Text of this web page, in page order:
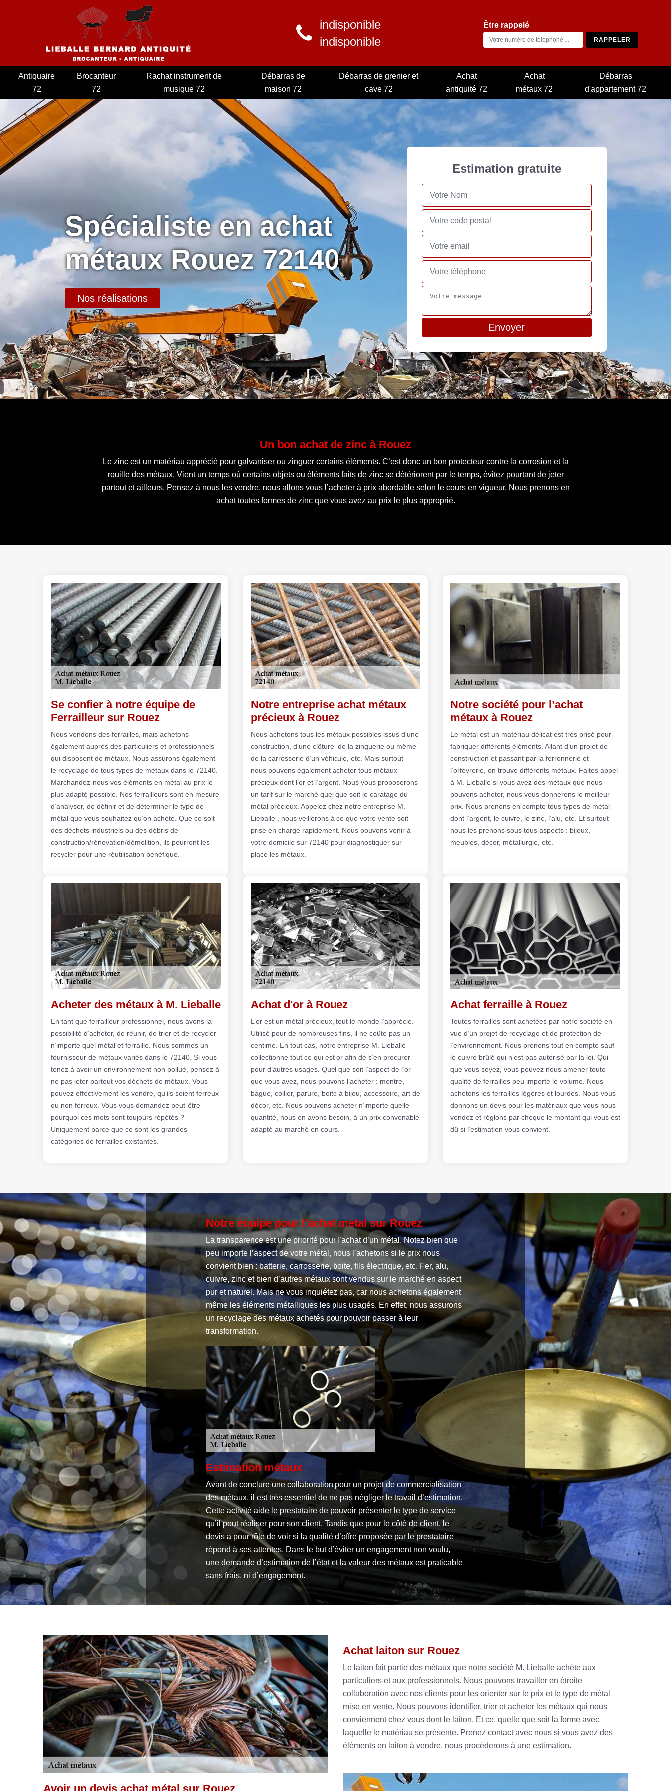
indisponible
indisponible
Être rappelé
Antiquaire
72
Brocanteur
72
Rachat instrument de
musique 72
Débarras de
maison 72
Débarras de grenier et
cave 72
Achat
antiquité 72
Achat
métaux 72
Débarras
d'appartement 72
Spécialiste en achat
métaux Rouez 72140
Nos réalisations
Estimation gratuite
Un bon achat de zinc à Rouez
Le zinc est un matériau apprécié pour galvaniser ou zinguer certains éléments. C’est donc un bon protecteur contre la corrosion et la
rouille des métaux. Vient un temps où certains objets ou éléments faits de zinc se détériorent par le temps, évitez pourtant de jeter
partout et ailleurs. Pensez à nous les vendre, nous allons vous l’acheter à prix abordable selon le cours en vigueur. Nous prenons en
achat toutes formes de zinc que vous avez au prix le plus approprié.
Se confier à notre équipe de
Ferrailleur sur Rouez
Nous vendons des ferrailles, mais achetons
également auprès des particuliers et professionnels
qui disposent de métaux. Nous assurons également
le recyclage de tous types de métaux dans le 72140.
Marchandez-nous vos éléments en métal au prix le
plus adapté possible. Nos ferrailleurs sont en mesure
d’analyser, de définir et de déterminer le type de
métal que vous souhaitez qu’on achète. Que ce soit
des déchets industriels ou des débris de
construction/rénovation/démolition, ils pourront les
recycler pour une réutilisation bénéfique.
Notre entreprise achat métaux
précieux à Rouez
Nous achetons tous les métaux possibles issus d’une
construction, d’une clôture, de la zinguerie ou même
de la carrosserie d’un véhicule, etc. Mais surtout
nous pouvons également acheter tous métaux
précieux dont l’or et l’argent. Nous vous proposerons
un tarif sur le marché quel que soit le caratage du
métal précieux. Appelez chez notre entreprise M.
Lieballe , nous veillerons à ce que votre vente soit
prise en charge rapidement. Nous pouvons venir à
votre domicile sur 72140 pour diagnostiquer sur
place les métaux.
Notre société pour l’achat
métaux à Rouez
Le métal est un matériau délicat est très prisé pour
fabriquer différents éléments. Allant d’un projet de
construction et passant par la ferronnerie et
l’orfèvrerie, on trouve différents métaux. Faites appel
à M. Lieballe si vous avez des métaux que nous
pouvons acheter, nous vous donnerons le meilleur
prix. Nous prenons en compte tous types de métal
dont l’argent, le cuivre, le zinc, l’alu, etc. Et surtout
nous les prenons sous tous aspects : bijoux,
meubles, décor, métallurgie, etc.
Acheter des métaux à M. Lieballe
En tant que ferrailleur professionnel, nous avons la
possibilité d’acheter, de réunir, de trier et de recycler
n’importe quel métal et ferraille. Nous sommes un
fournisseur de métaux variés dans le 72140. Si vous
tenez à avoir un environnement non pollué, pensez à
ne pas jeter partout vos déchets de métaux. Vous
pouvez effectivement les vendre, qu’ils soient ferreux
ou non ferreux. Vous vous demandez peut-être
pourquoi ces mots sont toujours répétés ?
Uniquement parce que ce sont les grandes
catégories de ferrailles existantes.
Achat d'or à Rouez
L’or est un métal précieux, tout le monde l’apprécie.
Utilisé pour de nombreuses fins, il ne coûte pas un
centime. En tout cas, notre entreprise M. Lieballe
collectionne tout ce qui est or afin de s’en procurer
pour d’autres usages. Quel que soit l’aspect de l’or
que vous avez, nous pouvons l’acheter : montre,
bague, collier, parure, boite à bijou, accessoire, art de
décor, etc. Nous pouvons acheter n’importe quelle
quantité, nous en avons besoin, à un prix convenable
adapté au marché en cours.
Achat ferraille à Rouez
Toutes ferrailles sont achetées par notre société en
vue d’un projet de recyclage et de protection de
l’environnement. Nous prenons tout en compte sauf
le cuivre brûlé qui n’est pas autorisé par la loi. Qui
que vous soyez, vous pouvez nous amener toute
qualité de ferrailles peu importe le volume. Nous
achetons les ferrailles légères et lourdes. Nous vous
donnons un devis pour les matériaux que vous nous
vendez et réglons par chèque le montant qui vous est
dû si l’estimation vous convient.
Notre équipe pour l’achat métal sur Rouez
La transparence est une priorité pour l’achat d’un métal. Notez bien que
peu importe l’aspect de votre métal, nous l’achetons si le prix nous
convient bien : batterie, carrosserie, boite, fils électrique, etc. Fer, alu,
cuivre, zinc et bien d’autres métaux sont vendus sur le marché en aspect
pur et naturel. Mais ne vous inquiétez pas, car nous achetons également
même les éléments métalliques les plus usagés. En effet, nous assurons
un recyclage des métaux achetés pour pouvoir passer à leur
transformation.
Estimation métaux
Avant de conclure une collaboration pour un projet de commercialisation
des métaux, il est très essentiel de ne pas négliger le travail d’estimation.
Cette activité aide le prestataire de pouvoir présenter le type de service
qu’il peut réaliser pour son client. Tandis que pour le côté de client, le
devis a pour rôle de voir si la qualité d’offre proposée par le prestataire
répond à ses attentes. Dans le but d’éviter un engagement non voulu,
une demande d’estimation de l’état et la valeur des métaux est praticable
sans frais, ni d’engagement.
Achat laiton sur Rouez
Le laiton fait partie des métaux que notre société M. Lieballe achète aux
particuliers et aux professionnels. Nous pouvons travailler en étroite
collaboration avec nos clients pour les orienter sur le prix et le type de métal
mise en vente. Nous pouvons identifier, trier et acheter les métaux qui nous
conviennent chez vous dont le laiton. Et ce, quelle que soit la forme avec
laquelle le matériau se présente. Prenez contact avec nous si vous avez des
éléments en laiton à vendre, nous procèderons à une estimation.
Avoir un devis achat métal sur Rouez